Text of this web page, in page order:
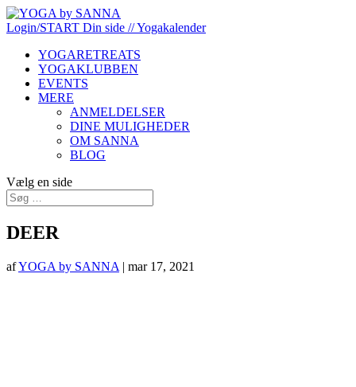
Login/START Din side // Yogakalender
YOGARETREATS
YOGAKLUBBEN
EVENTS
MERE
ANMELDELSER
DINE MULIGHEDER
OM SANNA
BLOG
Vælg en side
DEER
afYOGA by SANNA | mar 17, 2021